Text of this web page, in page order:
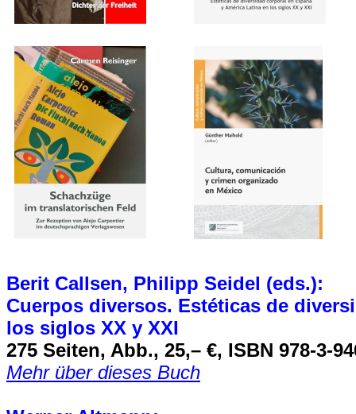
Berit Callsen, Philipp Seidel (eds.):
Cuerpos diversos. Estéticas de
los siglos XX y XXI
275 Seiten, Abb., 25,– €, ISBN 978-3-
Mehr über dieses Buch